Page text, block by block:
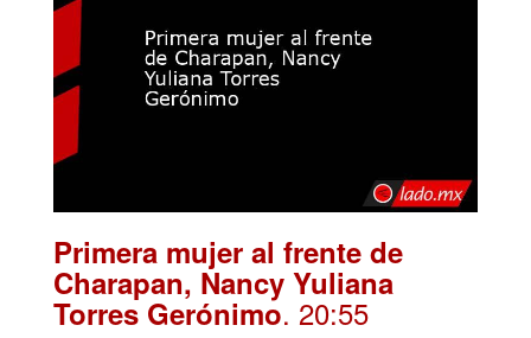
Primera mujer al frente de
Charapan, Nancy Yuliana
Torres Gerónimo. 20:55